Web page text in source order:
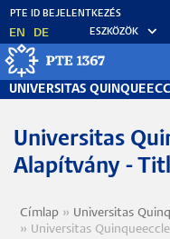
Ugrás
tartalomra
EN DE ESZKÖZÖK
UNIVERSITAS
Universitas
Alapítvány -
Morzsa
Címlap
Universitas
Universitas